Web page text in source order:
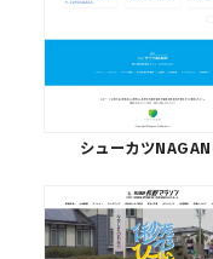
シューカツ